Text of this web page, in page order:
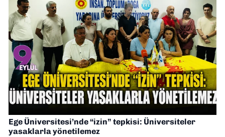
Ege Üniversitesi’nde “izin” tepkisi: Üniversiteler
yasaklarla yönetilemez